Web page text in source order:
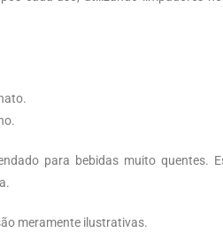
para bebidas muito quentes.
meramente ilustrativas.